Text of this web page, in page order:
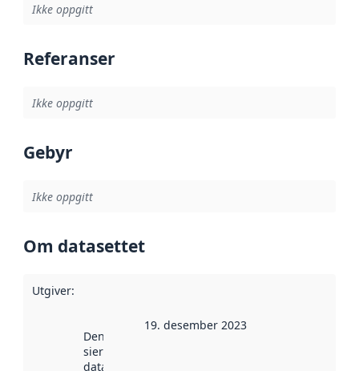
Ikke oppgitt
Referanser
Ikke oppgitt
Gebyr
Ikke oppgitt
Om datasettet
Utgiver:
Denne datoen
sier når
datasettet ble
19. desember 2023